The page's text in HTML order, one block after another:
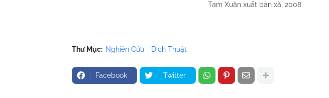
Tam Xuân xuất bản xã, 2008
Thư Mục: Nghiên Cứu - Dịch Thuật
Facebook Twitter